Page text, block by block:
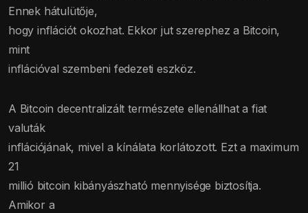
Ennek hátulütője,
hogy inflációt okozhat. Ekkor jut szerephez a Bitcoin,
mint
inflációval szembeni fedezeti eszköz.
A Bitcoin decentralizált természete ellenállhat a fiat
valuták
inflációjának, mivel a kínálata korlátozott. Ezt a maximum
21
millió bitcoin kibányászható mennyisége biztosítja.
Amikor a